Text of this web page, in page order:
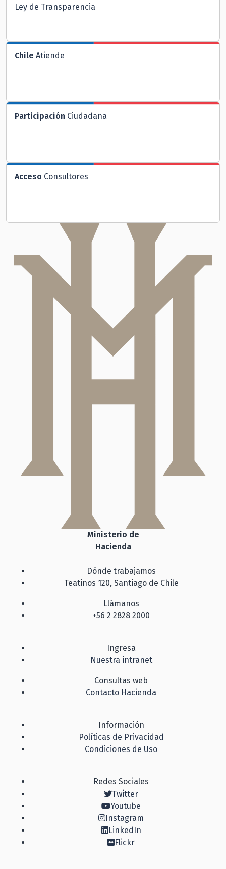
Ley de Transparencia
Chile Atiende
Participación Ciudadana
Acceso Consultores
Ministerio de
Hacienda
Dónde trabajamos
Teatinos 120, Santiago de Chile
Llámanos
+56 2 2828 2000
Ingresa
Nuestra intranet
Consultas web
Contacto Hacienda
Información
Políticas de Privacidad
Condiciones de Uso
Redes Sociales
Twitter
Youtube
Instagram
LinkedIn
Flickr